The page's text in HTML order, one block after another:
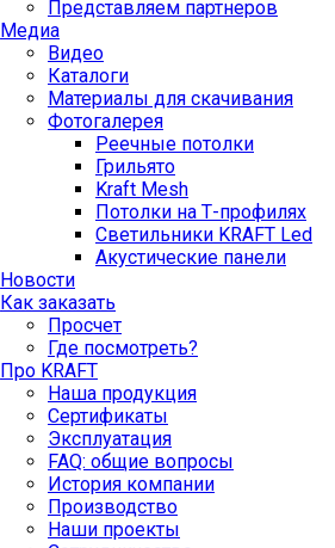
Представляем партнеров
Медиа
Видео
Каталоги
Материалы для скачивания
Фотогалерея
Реечные потолки
Грильято
Kraft Mesh
Потолки на Т-профилях
Свeтильники KRAFT Led
Акустические панели
Новости
Как заказать
Просчет
Где посмотреть?
Про KRAFT
Наша продукция
Сертификаты
Эксплуатация
FAQ: общие вопросы
История компании
Производство
Наши проекты